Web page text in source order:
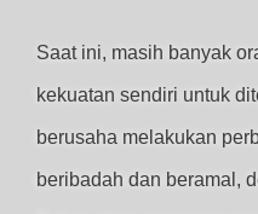
Saat ini, masih banyak
kekuatan sendiri untuk
berusaha melakukan
beribadah dan beramal,